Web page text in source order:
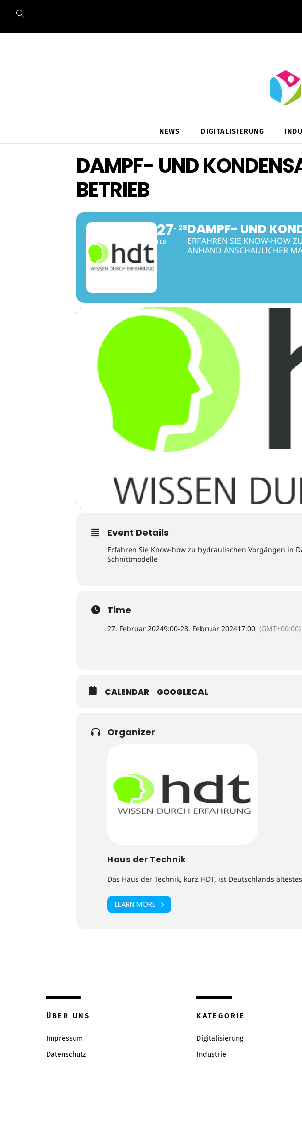
content
NEWS DIGITALISIERUNG
DAMPF- UND
BETRIEB
27
FEB
28DAMPF- UND
ERFAHREN SIE KNOW-HOW
ANHAND ANSCHAULICHER
Event Details
Erfahren Sie Know-how zu hydraulischen Vorgängen
Schnittmodelle
Time
27. Februar 20249:00-28. Februar 202417:00 (GMT+00:00)
CALENDAR GOOGLECAL
Organizer
Haus der Technik
Das Haus der Technik, kurz HDT, ist Deutschlands
LEARN MORE
ÜBER UNS
Impressum
Datenschutz
KATEGORIE
Digitalisierung
Industrie